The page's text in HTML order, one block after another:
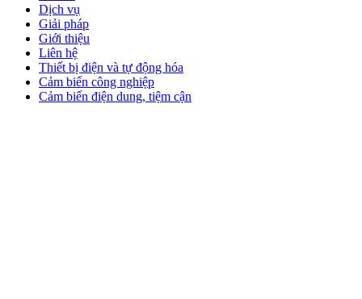
Dịch vụ
Giải pháp
Giới thiệu
Liên hệ
Thiết bị điện và tự động hóa
Cảm biến công nghiệp
Cảm biến điện dung, tiệm cận